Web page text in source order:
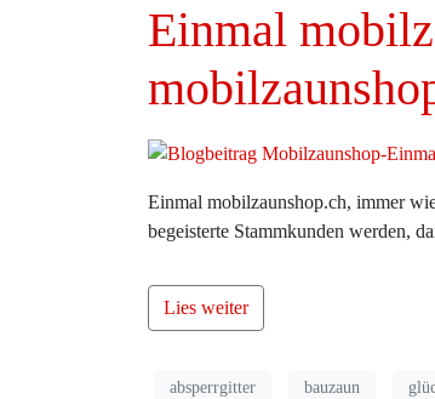
Einmal
Einmal mobilzaunshop.ch, immer
begeisterte Stammkunden werden,
Lies weiter
absperrgitter bauzaun